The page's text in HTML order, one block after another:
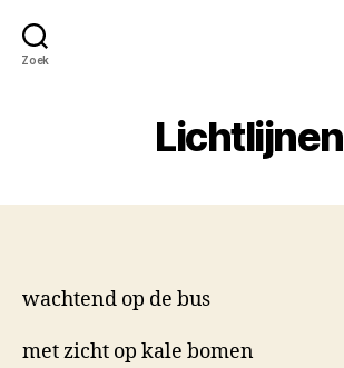
Zoek
Lichtlijnen
wachtend op de bus
met zicht op kale bomen